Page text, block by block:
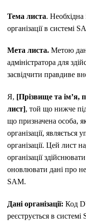
Тема листа. Необхідна
організації в системі
Мета листа. Метою
адміністратора для
засвідчити правдиве
Я, [Прізвище та ім’я,
лист], той що нижче
що призначена особа,
організації, являється
організації. Цей лист
організації
оновлювати дані про
SAM.
Дані організації: Код
реєструється в